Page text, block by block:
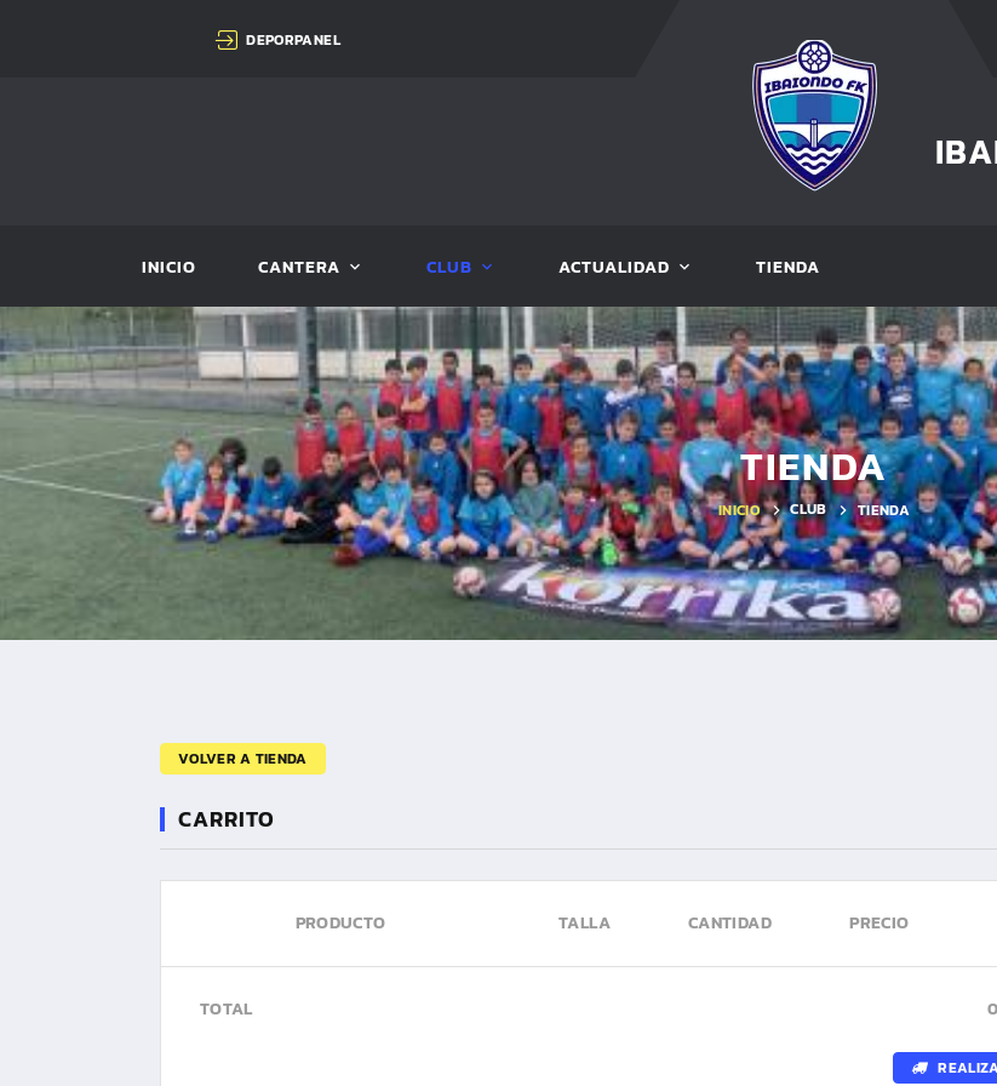
DEPORPANEL
INICIO CANTERA CLUB ACTUALIDAD TIENDA
TIENDA
INICIO CLUB TIENDA
VOLVER A TIENDA
CARRITO
PRODUCTO TALLA CANTIDAD PRECIO
TOTAL